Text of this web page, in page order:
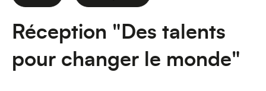
Réception "Des talents
pour changer le monde"